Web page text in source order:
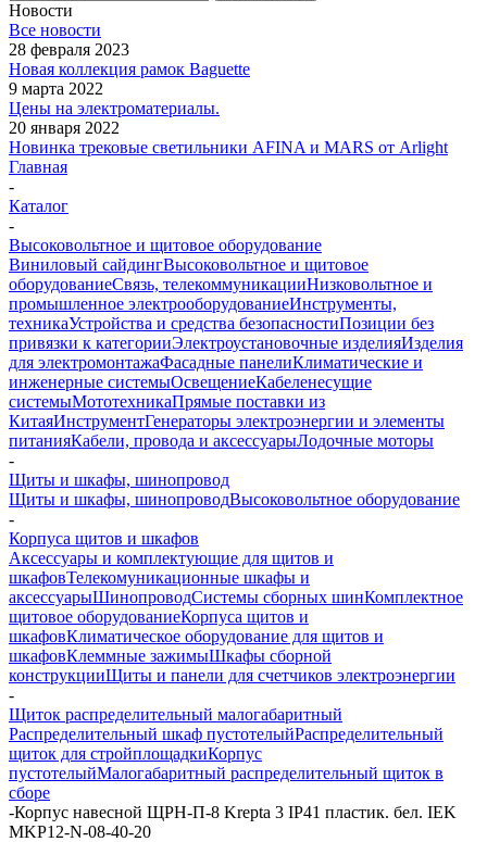
Новости
Все новости
28 февраля 2023
Новая коллекция рамок Baguette
9 марта 2022
Цены на электроматериалы.
20 января 2022
Новинка трековые светильники AFINA и MARS от Arlight
Главная
-
Каталог
-
Высоковольтное и щитовое оборудование
Виниловый сайдингВысоковольтное и щитовое
оборудованиеСвязь, телекоммуникацииНизковольтное и
промышленное электрооборудованиеИнструменты,
техникаУстройства и средства безопасностиПозиции без
привязки к категорииЭлектроустановочные изделияИзделия
для электромонтажаФасадные панелиКлиматические и
инженерные системыОсвещениеКабеленесущие
системыМототехникаПрямые поставки из
КитаяИнструментГенераторы электроэнергии и элементы
питанияКабели, провода и аксессуарыЛодочные моторы
-
Щиты и шкафы, шинопровод
Щиты и шкафы, шинопроводВысоковольтное оборудование
-
Корпуса щитов и шкафов
Аксессуары и комплектующие для щитов и
шкафовТелекомуникационные шкафы и
аксессуарыШинопроводСистемы сборных шинКомплектное
щитовое оборудованиеКорпуса щитов и
шкафовКлиматическое оборудование для щитов и
шкафовКлеммные зажимыШкафы сборной
конструкцииЩиты и панели для счетчиков электроэнергии
-
Щиток распределительный малогабаритный
Распределительный шкаф пустотелыйРаспределительный
щиток для стройплощадкиКорпус
пустотелыйМалогабаритный распределительный щиток в
сборе
-Корпус навесной ЩРН-П-8 Krepta 3 IP41 пластик. бел. IEK
MKP12-N-08-40-20